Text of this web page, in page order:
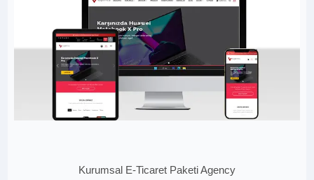
Kurumsal E-Ticaret Paketi Agency